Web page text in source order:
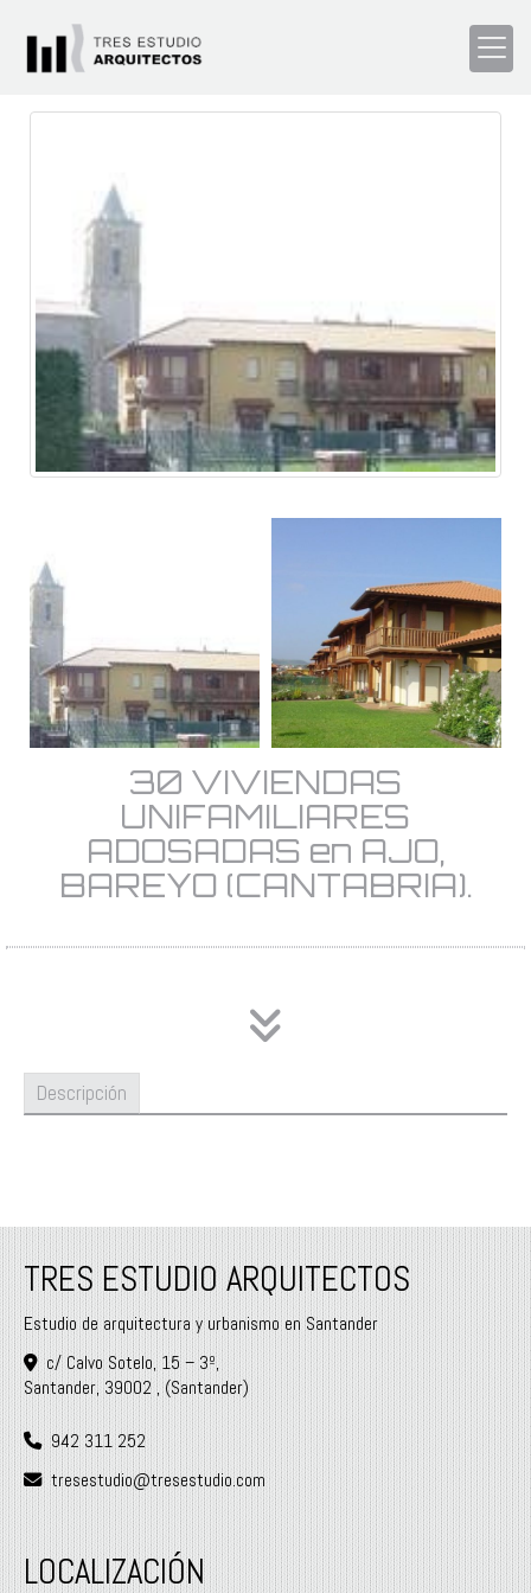
30 VIVIENDAS
UNIFAMILIARES
ADOSADAS en AJO,
BAREYO (CANTABRIA).
Descripción
TRES ESTUDIO ARQUITECTOS
Estudio de arquitectura y urbanismo en Santander
c/ Calvo Sotelo, 15 – 3º,
Santander, 39002 , (Santander)
942 311 252
tresestudio
tresestudio.com
LOCALIZACIÓN